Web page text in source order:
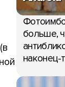
больше,
наконец-